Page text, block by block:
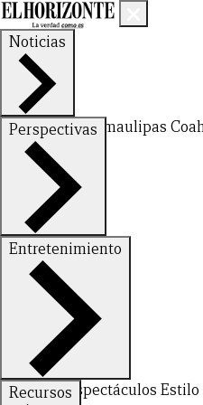
Noticias
Nuevo LeónTamaulipas
Perspectivas
FinanzasOpinión
Entretenimiento
DeportesEspectáculos Estilo
Recursos